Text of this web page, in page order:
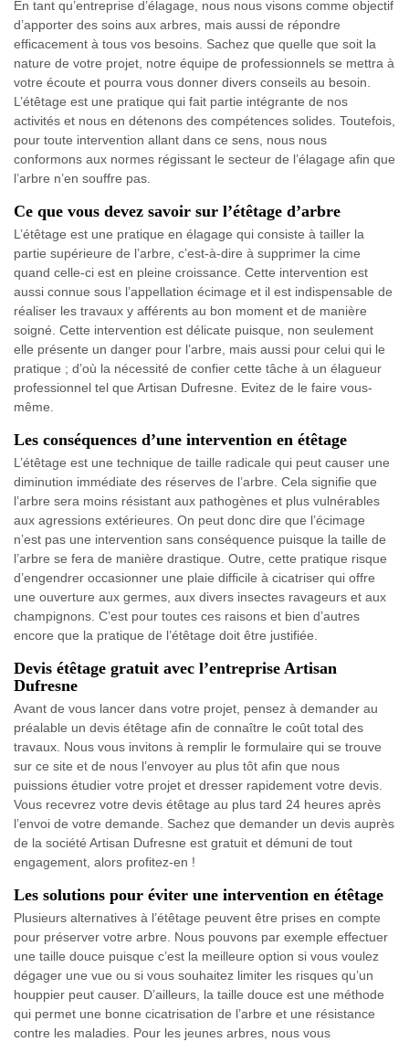
En tant qu’entreprise d’élagage, nous nous visons comme objectif
d’apporter des soins aux arbres, mais aussi de répondre
efficacement à tous vos besoins. Sachez que quelle que soit la
nature de votre projet, notre équipe de professionnels se mettra à
votre écoute et pourra vous donner divers conseils au besoin.
L’étêtage est une pratique qui fait partie intégrante de nos
activités et nous en détenons des compétences solides. Toutefois,
pour toute intervention allant dans ce sens, nous nous
conformons aux normes régissant le secteur de l’élagage afin que
l’arbre n’en souffre pas.
Ce que vous devez savoir sur l’étêtage d’arbre
L’étêtage est une pratique en élagage qui consiste à tailler la
partie supérieure de l’arbre, c’est-à-dire à supprimer la cime
quand celle-ci est en pleine croissance. Cette intervention est
aussi connue sous l’appellation écimage et il est indispensable de
réaliser les travaux y afférents au bon moment et de manière
soigné. Cette intervention est délicate puisque, non seulement
elle présente un danger pour l’arbre, mais aussi pour celui qui le
pratique ; d’où la nécessité de confier cette tâche à un élagueur
professionnel tel que Artisan Dufresne. Evitez de le faire vous-
même.
Les conséquences d’une intervention en étêtage
L’étêtage est une technique de taille radicale qui peut causer une
diminution immédiate des réserves de l’arbre. Cela signifie que
l’arbre sera moins résistant aux pathogènes et plus vulnérables
aux agressions extérieures. On peut donc dire que l’écimage
n’est pas une intervention sans conséquence puisque la taille de
l’arbre se fera de manière drastique. Outre, cette pratique risque
d’engendrer occasionner une plaie difficile à cicatriser qui offre
une ouverture aux germes, aux divers insectes ravageurs et aux
champignons. C’est pour toutes ces raisons et bien d’autres
encore que la pratique de l’étêtage doit être justifiée.
Devis étêtage gratuit avec l’entreprise Artisan
Dufresne
Avant de vous lancer dans votre projet, pensez à demander au
préalable un devis étêtage afin de connaître le coût total des
travaux. Nous vous invitons à remplir le formulaire qui se trouve
sur ce site et de nous l’envoyer au plus tôt afin que nous
puissions étudier votre projet et dresser rapidement votre devis.
Vous recevrez votre devis étêtage au plus tard 24 heures après
l’envoi de votre demande. Sachez que demander un devis auprès
de la société Artisan Dufresne est gratuit et démuni de tout
engagement, alors profitez-en !
Les solutions pour éviter une intervention en étêtage
Plusieurs alternatives à l’étêtage peuvent être prises en compte
pour préserver votre arbre. Nous pouvons par exemple effectuer
une taille douce puisque c’est la meilleure option si vous voulez
dégager une vue ou si vous souhaitez limiter les risques qu’un
houppier peut causer. D’ailleurs, la taille douce est une méthode
qui permet une bonne cicatrisation de l’arbre et une résistance
contre les maladies. Pour les jeunes arbres, nous vous